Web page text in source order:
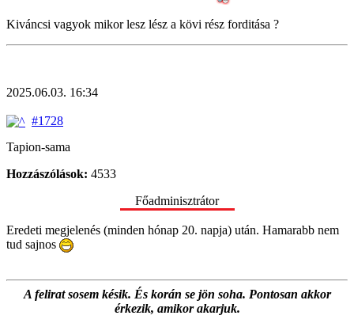
Kiváncsi vagyok mikor lesz lész a kövi rész forditása ?
2025.06.03. 16:34
#1728
Tapion-sama
Hozzászólások: 4533
Főadminisztrátor
Eredeti megjelenés (minden hónap 20. napja) után. Hamarabb nem
tud sajnos
A felirat sosem késik. És korán se jön soha. Pontosan akkor
érkezik, amikor akarjuk.